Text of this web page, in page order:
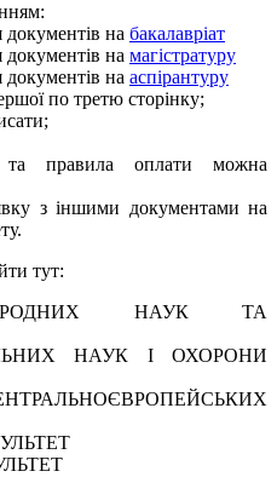
документів на бакалавріат
документів на магістратуру
документів на аспірантуру
по третю сторінку;
правила оплати можна
з іншими документами на
тут:
НАУК ТА
НАУК І ОХОРОНИ